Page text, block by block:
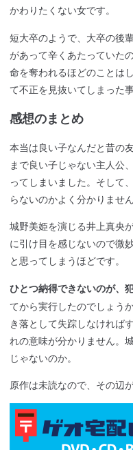
かわりたくない女です。
短大卒のようで、大卒の後
があって辛くあたっていた
命を奪われるほどのことは
て不正を見抜いてしまった
感想のまとめ
本当は良い子なんだと昔の
まで良い子じゃない主人公
ってしまいました。そして
らないのかよく分かりません
城野美姫を演じる井上真央
に引け目を感じないので微
と思ってしまうほどです。
ひとつ納得できないのが、
てから実行したのでしょう
き落として失踪しなければ
れの意味が分かりません。
じゃないのか。
原作は未読なので、その辺